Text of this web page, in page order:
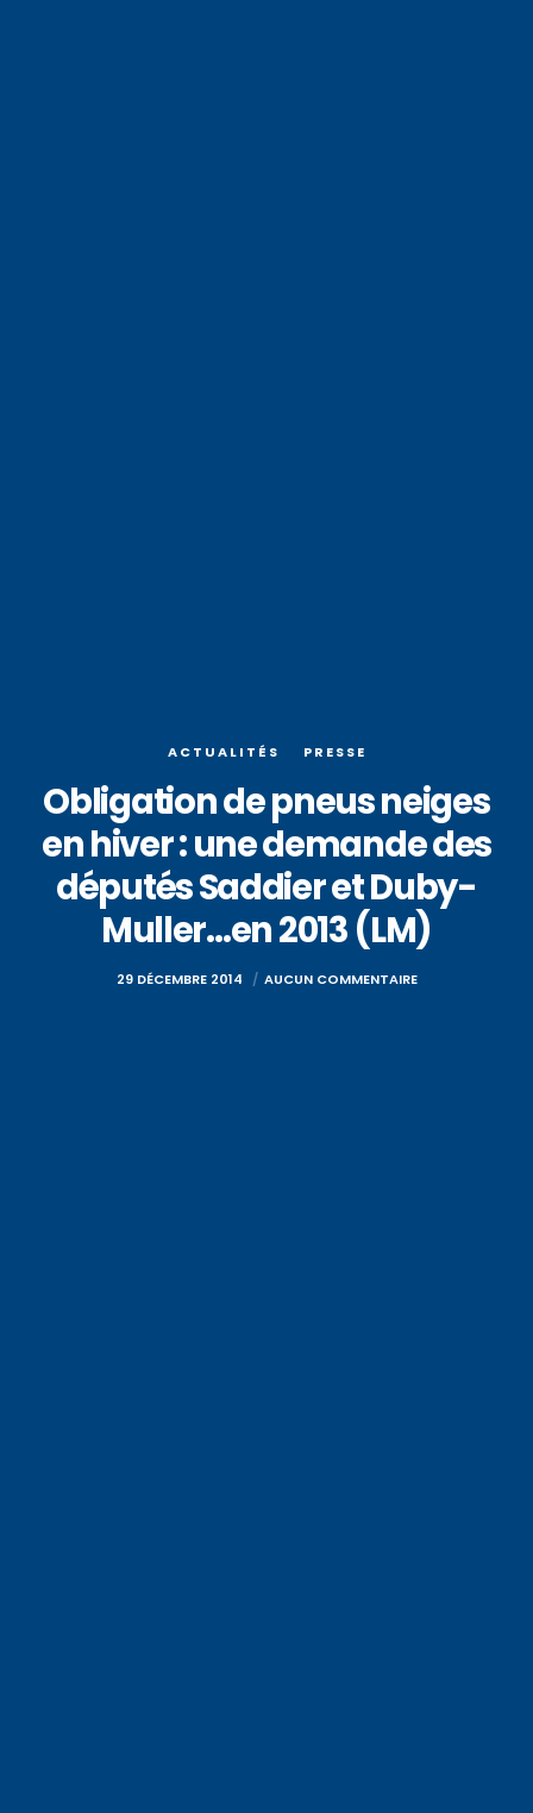
ACTUALITÉS PRESSE
Obligation de pneus neiges
en hiver : une demande des
députés Saddier et Duby-
Muller…en 2013 (LM)
29 DÉCEMBRE 2014 AUCUN COMMENTAIRE